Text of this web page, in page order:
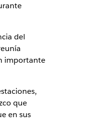
del
importante
que
en sus